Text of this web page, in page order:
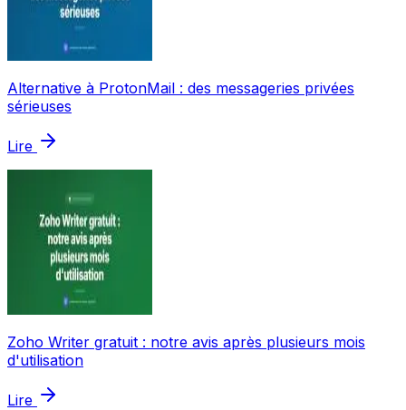
Alternative à ProtonMail : des messageries privées
sérieuses
Lire
Zoho Writer gratuit : notre avis après plusieurs mois
d'utilisation
Lire